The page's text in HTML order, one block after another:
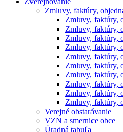
Zmluvy, faktúry,
Zmluvy, faktúry,
Zmluvy, faktúry,
Zmluvy, faktúry,
Zmluvy, faktúry,
Zmluvy, faktúry,
Zmluvy, faktúry,
Zmluvy, faktúry,
Zmluvy, faktúry,
Zmluvy, faktúry,
Zmluvy, faktúry,
Verejné obstarávanie
VZN a smernice obce
Úradná tabuľa